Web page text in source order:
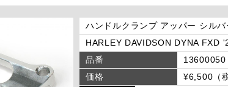
ハンドルクランプ アッパー シルバ
HARLEY DAVIDSON DYNA
品番
13600050
価格
¥6,500（